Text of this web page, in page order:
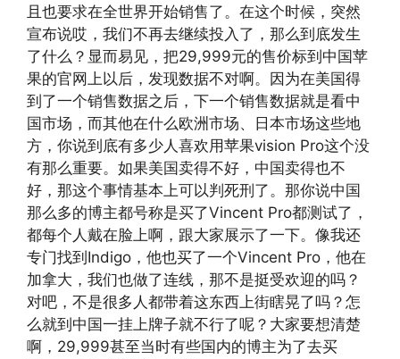
且也要求在全世界开始销售了。在这个时候，突然
宣布说哎，我们不再去继续投入了，那么到底发生
了什么？显而易见，把29,999元的售价标到中国苹
果的官网上以后，发现数据不对啊。因为在美国得
到了一个销售数据之后，下一个销售数据就是看中
国市场，而其他在什么欧洲市场、日本市场这些地
方，你说到底有多少人喜欢用苹果vision Pro这个没
有那么重要。如果美国卖得不好，中国卖得也不
好，那这个事情基本上可以判死刑了。那你说中国
那么多的博主都号称是买了Vincent Pro都测试了，
都每个人戴在脸上啊，跟大家展示了一下。像我还
专门找到Indigo，他也买了一个Vincent Pro，他在
加拿大，我们也做了连线，那不是挺受欢迎的吗？
对吧，不是很多人都带着这东西上街瞎晃了吗？怎
么就到中国一挂上牌子就不行了呢？大家要想清楚
啊，29,999甚至当时有些国内的博主为了去买